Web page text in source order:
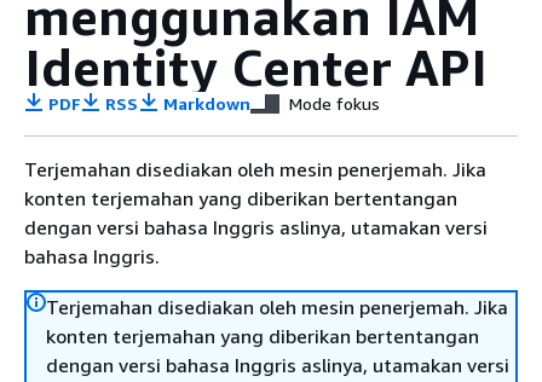
menggunakan IAM
Identity Center API
PDF RSS Markdown Mode fokus
Terjemahan disediakan oleh mesin penerjemah. Jika
konten terjemahan yang diberikan bertentangan
dengan versi bahasa Inggris aslinya, utamakan versi
bahasa Inggris.
Terjemahan disediakan oleh mesin penerjemah. Jika
konten terjemahan yang diberikan bertentangan
dengan versi bahasa Inggris aslinya, utamakan versi